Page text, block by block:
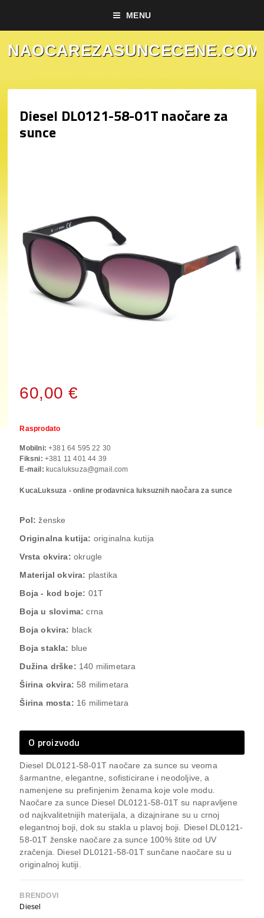
MENU
NAOCAREZASUNCECENE.COM
Diesel DL0121-58-01T naočare za
sunce
60,00 €
Rasprodato
Mobilni: +381 64 595 22 30
Fiksni: +381 11 401 44 39
E-mail: kucaluksuza@gmail.com
KucaLuksuza - online prodavnica luksuznih naočara za sunce
Pol: ženske
Originalna kutija: originalna kutija
Vrsta okvira: okrugle
Materijal okvira: plastika
Boja - kod boje: 01T
Boja u slovima: crna
Boja okvira: black
Boja stakla: blue
Dužina drške: 140 milimetara
Širina okvira: 58 milimetara
Širina mosta: 16 milimetara
O proizvodu
Diesel DL0121-58-01T naočare za sunce su veoma
šarmantne, elegantne, sofisticirane i neodoljive, a
namenjene su prefinjenim ženama koje vole modu.
Naočare za sunce Diesel DL0121-58-01T su napravljene
od najkvalitetnijih materijala, a dizajnirane su u crnoj
elegantnoj boji, dok su stakla u plavoj boji. Diesel DL0121-
58-01T ženske naočare za sunce 100% štite od UV
zračenja. Diesel DL0121-58-01T sunčane naočare su u
originalnoj kutiji.
BRENDOVI
Diesel